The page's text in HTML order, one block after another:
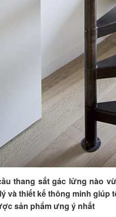
thang sắt gác lửng nào
và thiết kế thông minh
sản phẩm ưng ý nhất